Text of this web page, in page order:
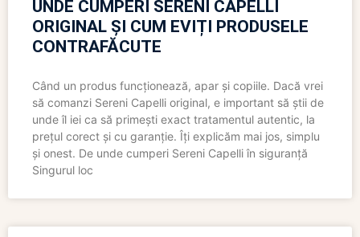
UNDE CUMPERI SERENI CAPELLI
ORIGINAL ȘI CUM EVIȚI PRODUSELE
CONTRAFĂCUTE
Când un produs funcționează, apar și copiile. Dacă vrei
să comanzi Sereni Capelli original, e important să știi de
unde îl iei ca să primești exact tratamentul autentic, la
prețul corect și cu garanție. Îți explicăm mai jos, simplu
și onest. De unde cumperi Sereni Capelli în siguranță
Singurul loc